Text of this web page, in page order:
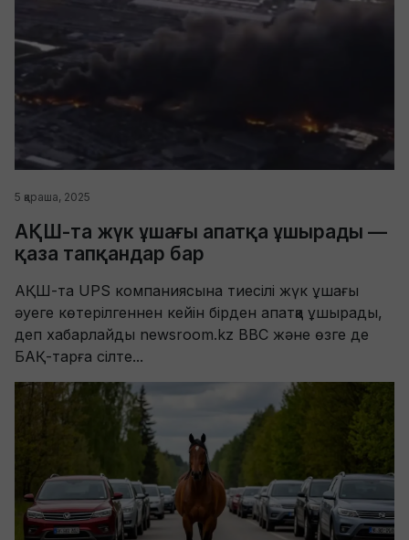
5 қараша, 2025
АҚШ-та жүк ұшағы апатқа ұшырады —
қаза тапқандар бар
АҚШ-та UPS компаниясына тиесілі жүк ұшағы
әуеге көтерілгеннен кейін бірден апатқа ұшырады,
деп хабарлайды newsroom.kz BBC және өзге де
БАҚ-тарға сілте...